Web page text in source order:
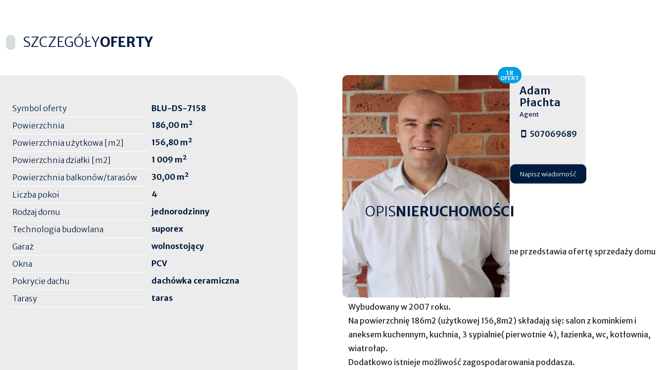
SZCZEGÓŁYOFERTY
Symbol oferty
BLU-DS-7158
Powierzchnia
186,00 m²
Powierzchnia użytkowa [m2]
156,80 m²
Powierzchnia działki [m2]
1 009 m²
Powierzchnia balkonów/tarasów
30,00 m²
Liczba pokoi
4
Rodzaj domu
jednorodzinny
Technologia budowlana
suporex
Garaż
wolnostojący
Okna
PCV
Pokrycie dachu
dachówka ceramiczna
Tarasy
taras
Adam
Płachta
Agent
507069689
Napisz wiadomość
18
OFERT
OPISNIERUCHOMOŚCI
Biuro pośrednictwa nieruchomości Blue Home przedstawia ofertę sprzedaży domu
położonego w Lulkowie, gmina Łysomice.
Dom jednorodzinny, parterowy.
Wybudowany w 2007 roku.
Na powierzchnię 186m2 (użytkowej 156,8m2) składają się: salon z kominkiem i
aneksem kuchennym, kuchnia, 3 sypialnie( pierwotnie 4), łazienka, wc, kotłownia,
wiatrołap.
Dodatkowo istnieje możliwość zagospodarowania poddasza.